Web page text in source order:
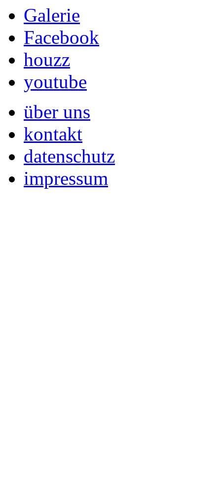
Galerie
Facebook
houzz
youtube
über uns
kontakt
datenschutz
impressum